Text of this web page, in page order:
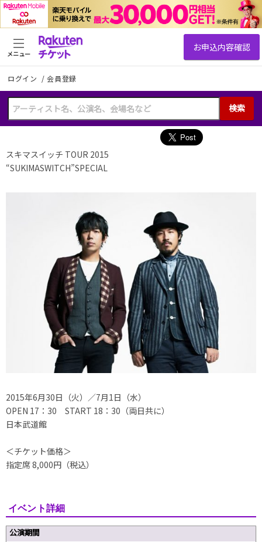
ログイン /会員登録
検索
メニュー
スキマスイッチ TOUR 2015
“SUKIMASWITCH”SPECIAL
2015年6月30日（火）／7月1日（水）
OPEN 17：30 START 18：30（両日共に）
日本武道館
＜チケット価格＞
指定席 8,000円（税込）
イベント詳細
公演期間